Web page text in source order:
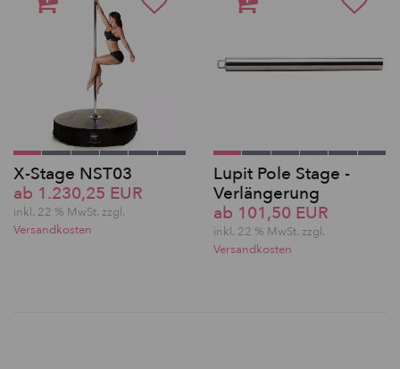
X-Stage NST03
ab 1.230,25 EUR
inkl. 22 % MwSt. zzgl.
Versandkosten
Lupit Pole Stage -
Verlängerung
ab 101,50 EUR
inkl. 22 % MwSt. zzgl.
Versandkosten